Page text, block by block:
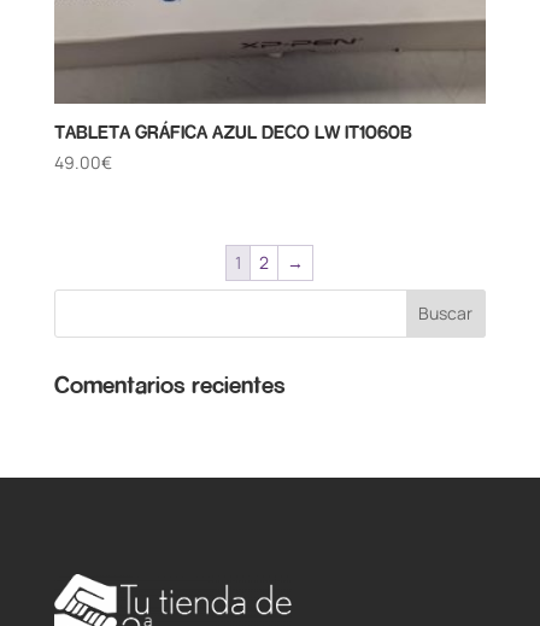
TABLETA GRÁFICA AZUL DECO LW IT1060B
49.00€
1 2 →
Comentarios recientes